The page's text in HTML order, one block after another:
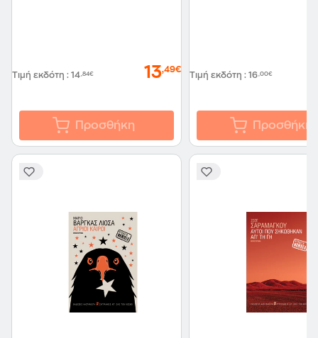
Τιμή εκδότη : 14,84€ 13,49€
Προσθήκη
Τιμή εκδότη : 16,00€
Προσθήκη